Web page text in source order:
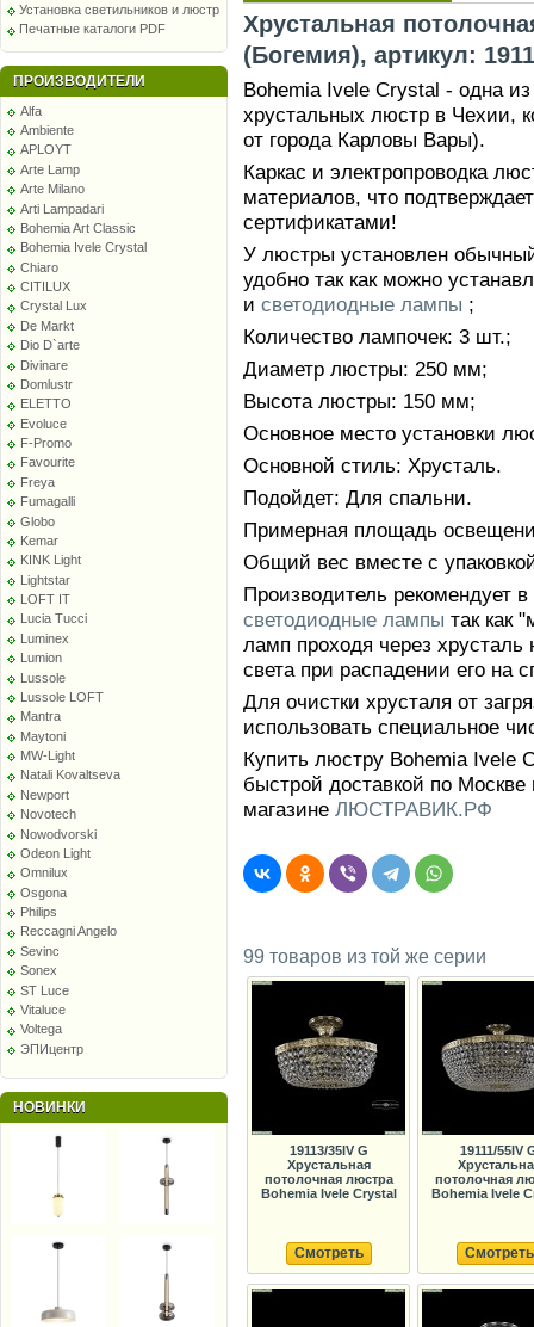
Установка светильников и люстр
Печатные каталоги PDF
ПРОИЗВОДИТЕЛИ
Alfa
Ambiente
APLOYT
Arte Lamp
Arte Milano
Arti Lampadari
Bohemia Art Classic
Bohemia Ivele Crystal
Chiaro
CITILUX
Crystal Lux
De Markt
Dio D`arte
Divinare
Domlustr
ELETTO
Evoluce
F-Promo
Favourite
Freya
Fumagalli
Globo
Kemar
KINK Light
Lightstar
LOFT IT
Lucia Tucci
Luminex
Lumion
Lussole
Lussole LOFT
Mantra
Maytoni
MW-Light
Natali Kovaltseva
Newport
Novotech
Nowodvorski
Odeon Light
Omnilux
Osgona
Philips
Reccagni Angelo
Sevinc
Sonex
ST Luce
Vitaluce
Voltega
ЭПИцентр
НОВИНКИ
Хрустальная
(Богемия), артикул:
Bohemia Ivele Crystal - одна
хрустальных люстр в Чехии,
от города Карловы Вары).
Каркас и электропроводка
материалов, что
сертификатами!
У люстры установлен
удобно так как можно
и светодиодные лампы ;
Количество лампочек: 3 шт.;
Диаметр люстры: 250 мм;
Высота люстры: 150 мм;
Основное место установки
Основной стиль: Хрусталь.
Подойдет: Для спальни.
Примерная площадь
Общий вес вместе с
Производитель рекомендует
светодиодные лампы так как
ламп проходя через хрусталь
света при распадении его на
Для очистки хрусталя от
использовать специальное
Купить люстру Bohemia Ivele
быстрой доставкой по
магазине ЛЮСТРАВИК.РФ
99 товаров из той же серии
19113/35IV G
Хрустальная
потолочная люстра
Bohemia Ivele Crystal
Смотреть
19111/55IV
потолочная
Bohemia Ivele
Смотреть